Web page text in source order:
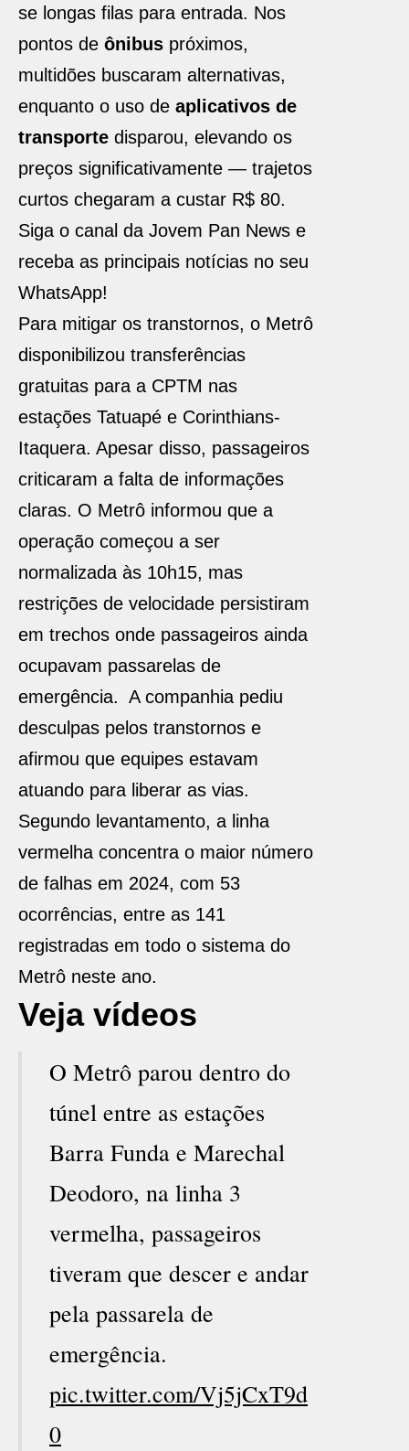
se longas filas para entrada. Nos
pontos de ônibus próximos,
multidões buscaram alternativas,
enquanto o uso de aplicativos de
transporte disparou, elevando os
preços significativamente — trajetos
curtos chegaram a custar R$ 80.
Siga o canal da Jovem Pan News e
receba as principais notícias no seu
WhatsApp!
Para mitigar os transtornos, o Metrô
disponibilizou transferências
gratuitas para a CPTM nas
estações Tatuapé e Corinthians-
Itaquera. Apesar disso, passageiros
criticaram a falta de informações
claras. O Metrô informou que a
operação começou a ser
normalizada às 10h15, mas
restrições de velocidade persistiram
em trechos onde passageiros ainda
ocupavam passarelas de
emergência. A companhia pediu
desculpas pelos transtornos e
afirmou que equipes estavam
atuando para liberar as vias.
Segundo levantamento, a linha
vermelha concentra o maior número
de falhas em 2024, com 53
ocorrências, entre as 141
registradas em todo o sistema do
Metrô neste ano.
Veja vídeos
O Metrô parou dentro do
túnel entre as estações
Barra Funda e Marechal
Deodoro, na linha 3
vermelha, passageiros
tiveram que descer e andar
pela passarela de
emergência.
pic.twitter.com/Vj5jCxT9d
0